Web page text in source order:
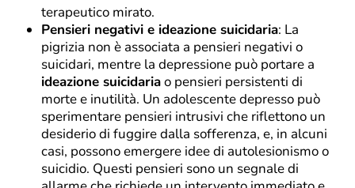
terapeutico mirato.
Pensieri negativi e ideazione suicidaria: La
pigrizia non è associata a pensieri negativi o
suicidari, mentre la depressione può portare a
ideazione suicidariao pensieri persistenti di
morte e inutilità. Un adolescente depresso può
sperimentare pensieri intrusivi che riflettono un
desiderio di fuggire dalla sofferenza, e, in alcuni
casi, possono emergere idee di autolesionismo o
suicidio. Questi pensieri sono un segnale di